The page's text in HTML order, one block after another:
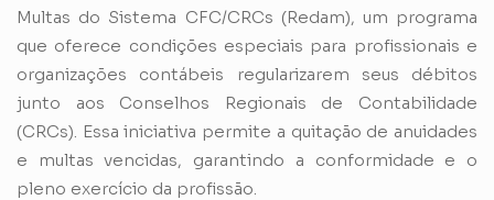
Multas do Sistema CFC/CRCs (Redam), um programa
que oferece condições especiais para profissionais e
organizações contábeis regularizarem seus débitos
junto aos Conselhos Regionais de Contabilidade
(CRCs). Essa iniciativa permite a quitação de anuidades
e multas vencidas, garantindo a conformidade e o
pleno exercício da profissão.